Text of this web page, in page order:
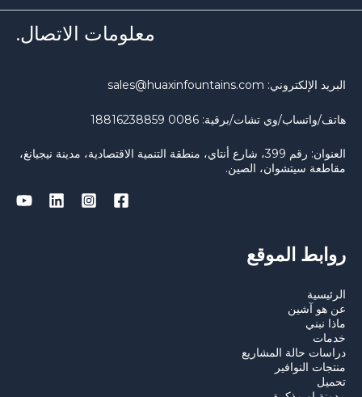
معلومات الاتصال.
البريد الإلكتروني: sales@huaxinfountains.com
هاتف/واتساب/وي تشات/برقية: 0086 18816238859
العنوان: رقم 399، شارع أنتاي، منطقة التنمية الاقتصادية، مدينة نيجيانغ،
مقاطعة سيتشوان، الصين.
روابط الموقع
الرئيسية
عن هو آشين
ماذا نبني
خدمات
دراسات حالة المشاريع
منتجات النوافير
تحميل